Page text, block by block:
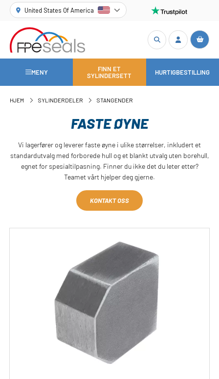
United States Of America
MENY
FINN ET
SYLINDERSETT
HURTIGBESTILLING
HJEM SYLINDERDELER STANGENDER
FASTE ØYNE
Vi lagerfører og leverer faste øyne i ulike størrelser, inkludert et
standardutvalg med forborede hull og et blankt utvalg uten borehull,
egnet for spesialtilpasning. Finner du ikke det du leter etter?
Teamet vårt hjelper deg gjerne.
KONTAKT OSS